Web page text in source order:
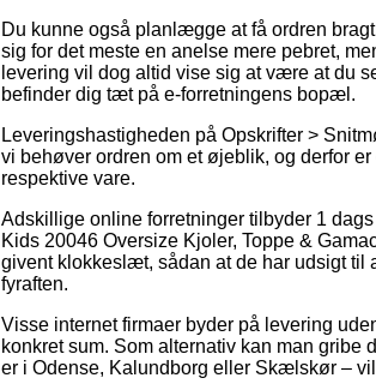
Du kunne også planlægge at få ordren
sig for det meste en anelse mere pebret,
levering vil dog altid vise sig at være at du
befinder dig tæt på e-forretningens bopæl.
Leveringshastigheden på Opskrifter >
vi behøver ordren om et øjeblik, og derfor
respektive vare.
Adskillige online forretninger tilbyder 1
Kids 20046 Oversize Kjoler, Toppe &
givent klokkeslæt, sådan at de har udsigt til
fyraften.
Visse internet firmaer byder på levering
konkret sum. Som alternativ kan man
er i Odense, Kalundborg eller Skælskør –